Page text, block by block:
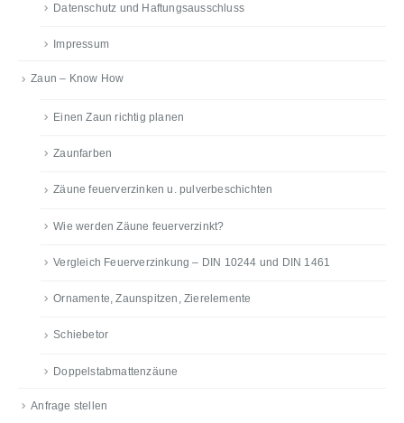
Datenschutz und Haftungsausschluss
Impressum
Zaun – Know How
Einen Zaun richtig planen
Zaunfarben
Zäune feuerverzinken u. pulverbeschichten
Wie werden Zäune feuerverzinkt?
Vergleich Feuerverzinkung – DIN 10244 und DIN 1461
Ornamente, Zaunspitzen, Zierelemente
Schiebetor
Doppelstabmattenzäune
Anfrage stellen